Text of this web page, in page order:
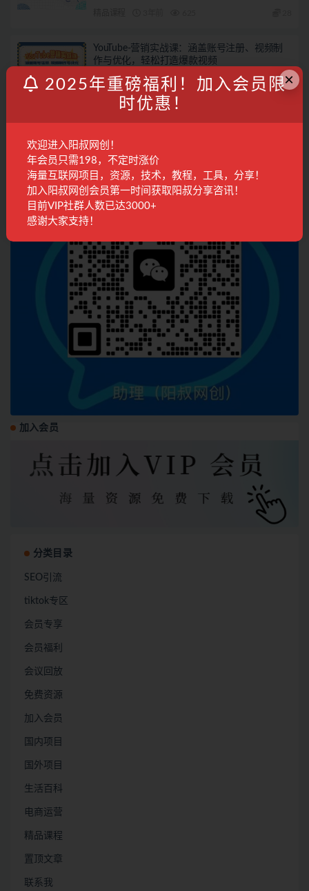
YouTube-营销实战课：涵盖账号注册、视频制
作与优化，轻松打造爆款视频
国外项目 2年前 488 28
加入会员
分类目录
SEO引流
tiktok专区
会员专享
会员福利
会议回放
免费资源
加入会员
国内项目
国外项目
生活百科
电商运营
精品课程
置顶文章
联系我
×
2025年重磅福利！加入会员限
时优惠！
欢迎进入阳叔网创！
年会员只需198，不定时涨价
海量互联网项目，资源，技术，教程，工具，分享！
加入阳叔网创会员第一时间获取阳叔分享咨讯！
目前VIP社群人数已达3000+
感谢大家支持！